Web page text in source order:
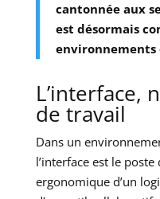
cantonnée aux
est désormais
environnements
L’interface,
de travail
Dans un
l’interface est le
ergonomique d’un